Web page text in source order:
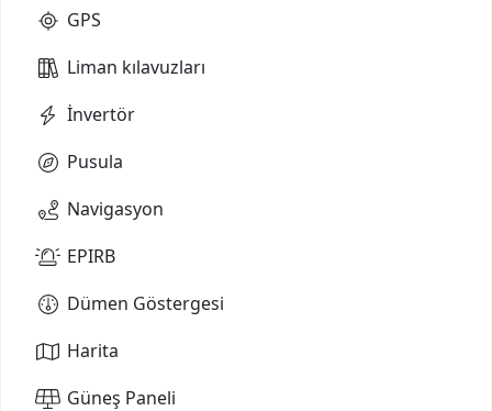
GPS
Liman kılavuzları
İnvertör
Pusula
Navigasyon
EPIRB
Dümen Göstergesi
Harita
Güneş Paneli